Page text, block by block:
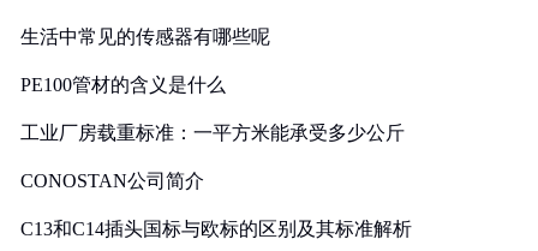
生活中常见的传感器有哪些呢
PE100管材的含义是什么
工业厂房载重标准：一平方米能承受多少公斤
CONOSTAN公司简介
C13和C14插头国标与欧标的区别及其标准解析